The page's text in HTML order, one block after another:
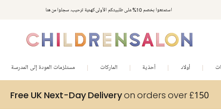
استمتعوا بخصم 10% على طلبيتكم الأولى كهدية ترحيب. سجلوا من هنا
أولاد أحذية الماركات مستلزمات العودة إلى المدرسة
Free UK Next-Day Deliveryon orders over £150